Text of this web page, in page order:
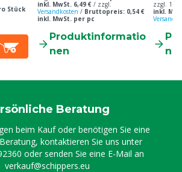
Stück
inkl. MwSt. 6,49 € / zzgl.
Versandkosten / Bruttopreis: 0,54 €
inkl. MwSt. per pc
Produktinformatio
nen
zzgl.
inkl.
Beratung
beim Kauf oder benötigen Sie eine
kontaktieren Sie uns unter
oder senden Sie eine E-Mail an
verkauf@schippers.eu